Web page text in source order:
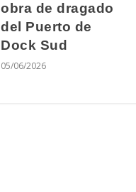
obra de dragado
del Puerto de
Dock Sud
05/06/2026